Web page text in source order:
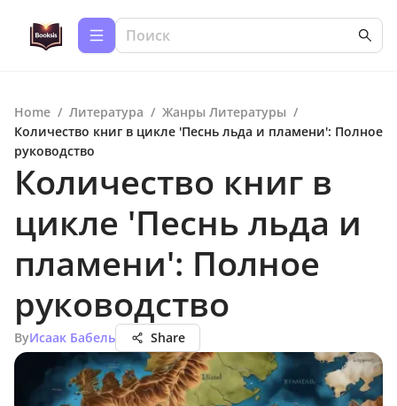
Home / Литература / Жанры Литературы /
Количество книг в цикле 'Песнь льда и пламени': Полное
руководство
Количество книг в
цикле 'Песнь льда и
пламени': Полное
руководство
ByИсаак Бабель Share